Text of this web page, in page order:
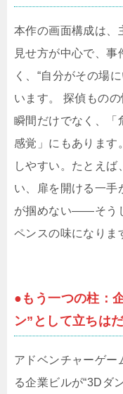
本作の画面構成は、
見せ方が中心で、事
く、“自分がその場
います。 探偵もの
瞬間だけでなく、「
感覚」にもあります
しやすい。たとえ
い、扉を開ける一手
が掴めない――そう
ペンスの味になりま
●もう一つの柱：
ン”として立ちは
アドベンチャーゲー
る企業ビルが“3Dダ